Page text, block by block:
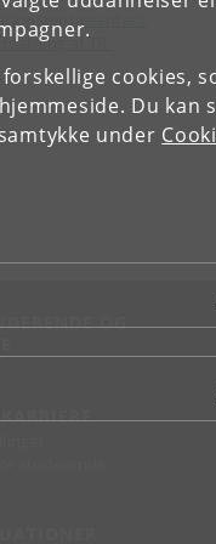
cookies,
Du kan
under
af TR-
OG